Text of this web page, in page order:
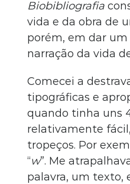
Biobibliografia
vida e da obra de
porém, em dar um
narração da vida
Comecei a
tipográficas e
quando tinha uns
relativamente
tropeços. Por
“w”. Me
palavra, um texto,